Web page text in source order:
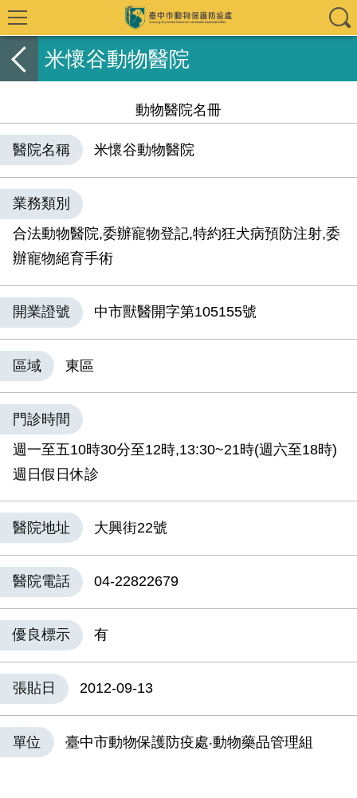
米懷谷動物醫院
動物醫院名冊
醫院名稱 米懷谷動物醫院
業務類別
合法動物醫院,委辦寵物登記,特約狂犬病預防注射,委
辦寵物絕育手術
開業證號 中市獸醫開字第105155號
區域 東區
門診時間
週一至五10時30分至12時,13:30~21時(週六至18時)
週日假日休診
醫院地址 大興街22號
醫院電話 04-22822679
優良標示 有
張貼日 2012-09-13
單位 臺中市動物保護防疫處‧動物藥品管理組